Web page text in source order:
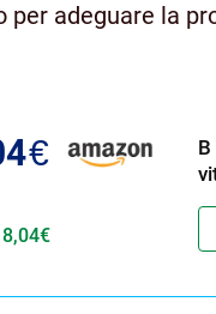
per adeguare la
€